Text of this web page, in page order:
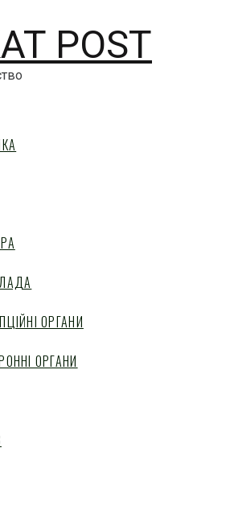
POST
ОРГАНИ
ОРГАНИ